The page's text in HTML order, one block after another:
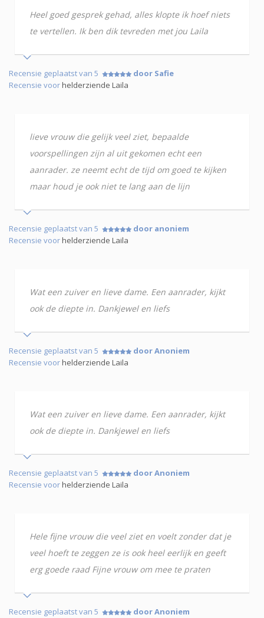
Heel goed gesprek gehad, alles klopte ik hoef niets
te vertellen. Ik ben dik tevreden met jou Laila
Recensie geplaatst van 5
door Safie
Recensie voorhelderziende Laila
lieve vrouw die gelijk veel ziet, bepaalde
voorspellingen zijn al uit gekomen echt een
aanrader. ze neemt echt de tijd om goed te kijken
maar houd je ook niet te lang aan de lijn
Recensie geplaatst van 5
door anoniem
Recensie voorhelderziende Laila
Wat een zuiver en lieve dame. Een aanrader, kijkt
ook de diepte in. Dankjewel en liefs
Recensie geplaatst van 5
door Anoniem
Recensie voorhelderziende Laila
Wat een zuiver en lieve dame. Een aanrader, kijkt
ook de diepte in. Dankjewel en liefs
Recensie geplaatst van 5
door Anoniem
Recensie voorhelderziende Laila
Hele fijne vrouw die veel ziet en voelt zonder dat je
veel hoeft te zeggen ze is ook heel eerlijk en geeft
erg goede raad Fijne vrouw om mee te praten
Recensie geplaatst van 5 door Anoniem